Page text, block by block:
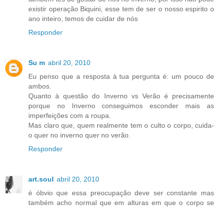
existir operação Biquini, esse tem de ser o nosso espirito o
ano inteiro, temos de cuidar de nós
Responder
Su m abril 20, 2010
Eu penso que a resposta à tua pergunta é: um pouco de
ambos.
Quanto à questão do Inverno vs Verão é precisamente
porque no Inverno conseguimos esconder mais as
imperfeições com a roupa.
Mas claro que, quem realmente tem o culto o corpo, cuida-
o quer no inverno quer no verão.
Responder
art.soul abril 20, 2010
é óbvio que essa preocupação deve ser constante mas
também acho normal que em alturas em que o corpo se